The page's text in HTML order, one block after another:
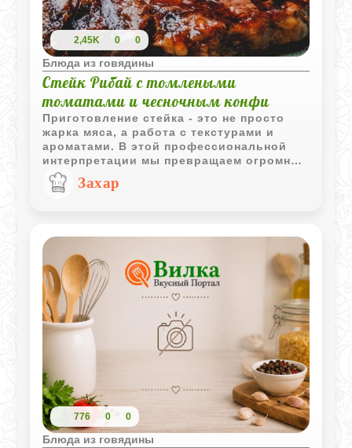
2,45K 0 0
Блюда из говядины
Стейк Рибай с томлеными
томатами и чесночным конфи
Приготовление стейка - это не просто
жарка мяса, а работа с текстурами и
ароматами. В этой профессиональной
интерпретации мы превращаем огромное
количество чеснока из «проблемы» в
изысканный гарнир. Вместо того чтобы
брать мясистые, чтобы они дали сок,
который вместе с мясными соками
образует идеальный натуральный соус.
Кориандр здесь играет роль мостика
между брутальной говядиной и
сладостью лука.
Захар
776 0 0
Блюда из говядины